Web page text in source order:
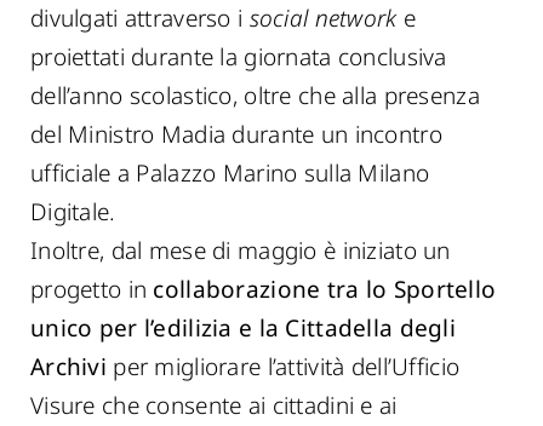
divulgati attraverso i social network e
proiettati durante la giornata conclusiva
dell’anno scolastico, oltre che alla presenza
del Ministro Madia durante un incontro
ufficiale a Palazzo Marino sulla Milano
Digitale.
Inoltre, dal mese di maggio è iniziato un
progetto in collaborazione tra lo Sportello
unico per l’edilizia e la Cittadella degli
Archivi per migliorare l’attività dell’Ufficio
Visure che consente ai cittadini e ai